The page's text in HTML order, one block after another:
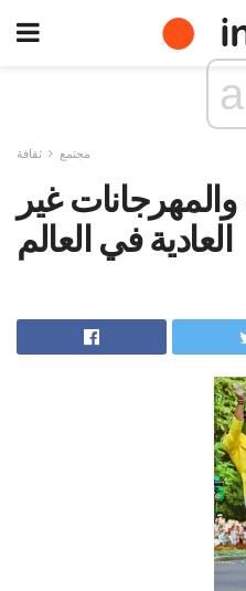
مجتمع ثقافة
والمهرجانات غير
العادية في العالم